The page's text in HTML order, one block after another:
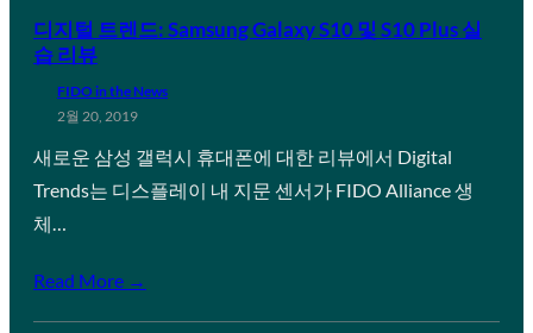
디지털 트렌드: Samsung Galaxy S10 및 S10 Plus 실
습 리뷰
FIDO in the News
2월 20, 2019
새로운 삼성 갤럭시 휴대폰에 대한 리뷰에서 Digital
Trends는 디스플레이 내 지문 센서가 FIDO Alliance 생
체…
Read More →